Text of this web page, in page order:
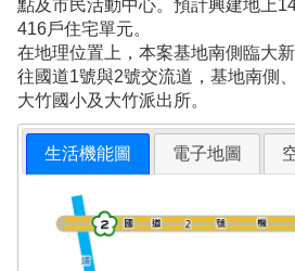
點及市民活動中心。預計興建地上
416戶住宅單元。
在地理位置上，本案基地南側臨大
往國道1號與2號交流道，基地南側
大竹國小及大竹派出所。
生活機能圖 電子地圖